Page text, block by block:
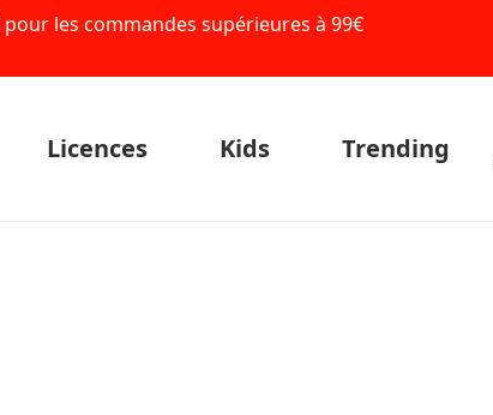
pour les commandes supérieures à 99€
Licences Kids Trending